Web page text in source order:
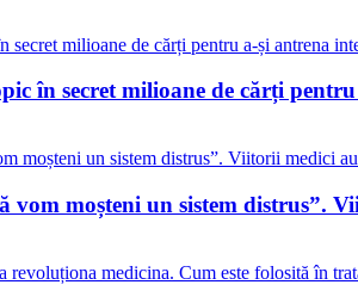
în secret milioane de cărți
vom moșteni un sistem distrus”.